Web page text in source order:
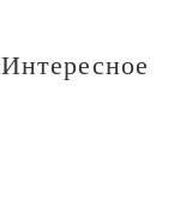
Интересное